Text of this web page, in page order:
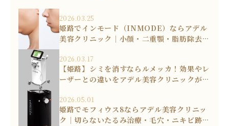
2026.03.25
姫路でインモード（INMODE）ならアデル
美容クリニック｜小顔・二重顎・脂肪除去を
2026.03.17
【姫路】シミを消すならルメッカ！効果やレ
ーザーとの違いをアデル美容クリニックが解
2026.05.01
姫路でモフィウス8ならアデル美容クリニッ
ク｜切らないたるみ治療・毛穴・ニキビ跡を